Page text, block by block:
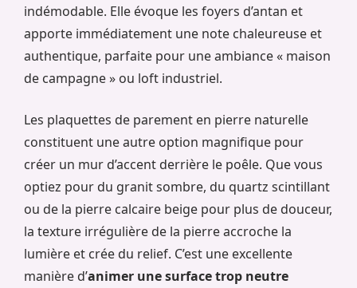
indémodable. Elle évoque les foyers d’antan et
apporte immédiatement une note chaleureuse et
authentique, parfaite pour une ambiance « maison
de campagne » ou loft industriel.
Les plaquettes de parement en pierre naturelle
constituent une autre option magnifique pour
créer un mur d’accent derrière le poêle. Que vous
optiez pour du granit sombre, du quartz scintillant
ou de la pierre calcaire beige pour plus de douceur,
la texture irrégulière de la pierre accroche la
lumière et crée du relief. C’est une excellente
manière d’animer une surface trop neutre